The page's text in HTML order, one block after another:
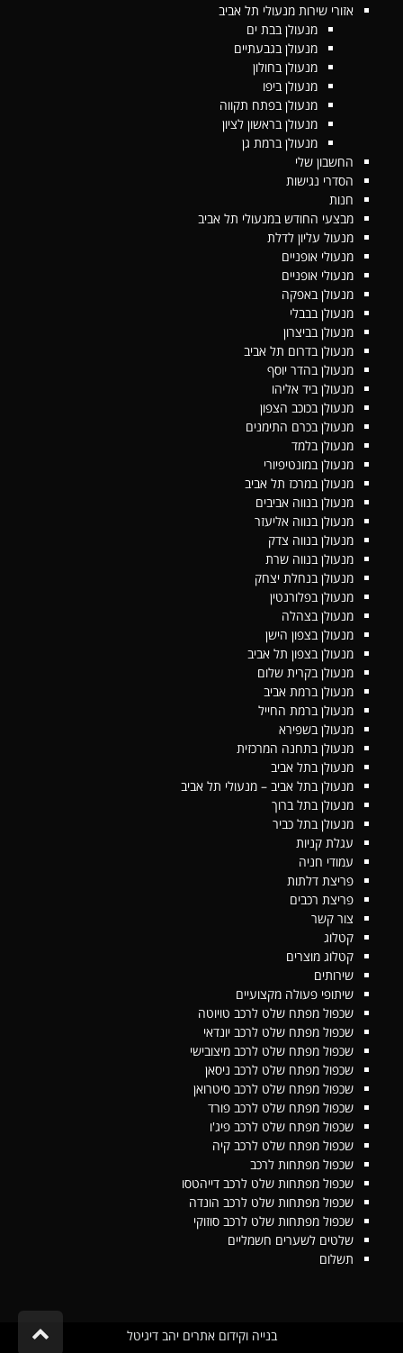
אזורי שירות מנעולי תל אביב
מנעולן בבת ים
מנעולן בגבעתיים
מנעולן בחולון
מנעולן ביפו
מנעולן בפתח תקווה
מנעולן בראשון לציון
מנעולן ברמת גן
החשבון שלי
הסדרי נגישות
חנות
מבצעי החודש במנעולי תל אביב
מנעול עליון לדלת
מנעולי אופניים
מנעולי אופניים
מנעולן באפקה
מנעולן בבבלי
מנעולן בביצרון
מנעולן בדרום תל אביב
מנעולן בהדר יוסף
מנעולן ביד אליהו
מנעולן בכוכב הצפון
מנעולן בכרם התימנים
מנעולן בלמד
מנעולן במונטיפיורי
מנעולן במרכז תל אביב
מנעולן בנווה אביבים
מנעולן בנווה אליעזר
מנעולן בנווה צדק
מנעולן בנווה שרת
מנעולן בנחלת יצחק
מנעולן בפלורנטין
מנעולן בצהלה
מנעולן בצפון הישן
מנעולן בצפון תל אביב
מנעולן בקרית שלום
מנעולן ברמת אביב
מנעולן ברמת החייל
מנעולן בשפירא
מנעולן בתחנה המרכזית
מנעולן בתל אביב
מנעולן בתל אביב – מנעולי תל אביב
מנעולן בתל ברוך
מנעולן בתל כביר
עגלת קניות
עמודי חניה
פריצת דלתות
פריצת רכבים
צור קשר
קטלוג
קטלוג מוצרים
שירותים
שיתופי פעולה מקצועיים
שכפול מפתח שלט לרכב טויוטה
שכפול מפתח שלט לרכב יונדאי
שכפול מפתח שלט לרכב מיצובישי
שכפול מפתח שלט לרכב ניסאן
שכפול מפתח שלט לרכב סיטרואן
שכפול מפתח שלט לרכב פורד
שכפול מפתח שלט לרכב פיג'ו
שכפול מפתח שלט לרכב קיה
שכפול מפתחות לרכב
שכפול מפתחות שלט לרכב דייהטסו
שכפול מפתחות שלט לרכב הונדה
שכפול מפתחות שלט לרכב סוזוקי
שלטים לשערים חשמליים
תשלום
בנייה וקידום אתרים יהב דיגיטל
גלילה